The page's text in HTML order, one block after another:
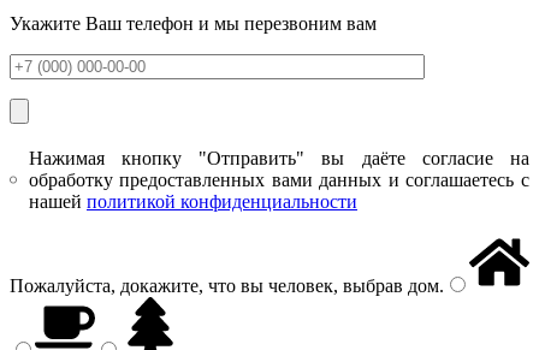
Укажите Ваш телефон и мы перезвоним вам
Нажимая кнопку "Отправить" вы даёте согласие на
обработку предоставленных вами данных и соглашаетесь с
нашей политикой конфиденциальности
Пожалуйста, докажите, что вы человек, выбрав дом.